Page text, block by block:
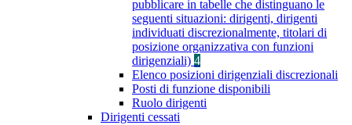
pubblicare in tabelle che distinguano le
seguenti situazioni: dirigenti, dirigenti
individuati discrezionalmente, titolari di
posizione organizzativa con funzioni
dirigenziali) 4
Elenco posizioni dirigenziali discrezionali
Posti di funzione disponibili
Ruolo dirigenti
Dirigenti cessati